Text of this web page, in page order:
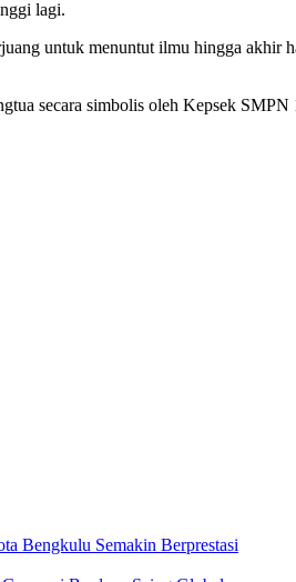
lagi.
untuk menuntut ilmu hingga akhir
secara simbolis oleh Kepsek
Bengkulu Semakin Berprestasi